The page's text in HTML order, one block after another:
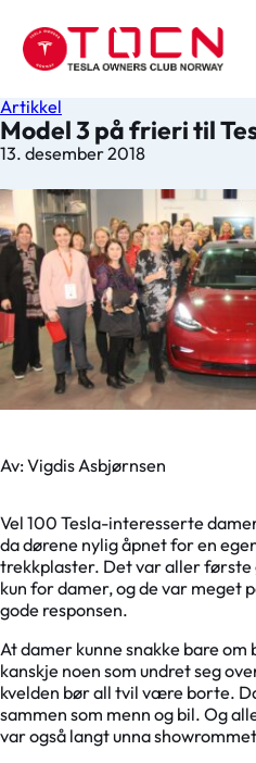
Model 3 på frieri til
Artikkel
13. desember 2018
Av: Vigdis Asbjørnsen
Vel 100 Tesla-interesserte
da dørene nylig åpnet for en
trekkplaster. Det var aller
kun for damer, og de var meget
gode responsen.
At damer kunne snakke bare om
kanskje noen som undret seg
kvelden bør all tvil være borte.
sammen som menn og bil. Og
var også langt unna